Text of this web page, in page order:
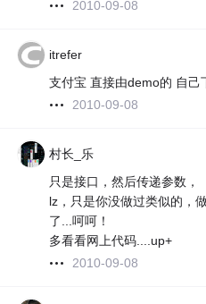
2010-09-08
itrefer
支付宝 直接由demo的 自己
2010-09-08
村长_乐
只是接口，然后传递参数，
lz，只是你没做过类似的，
了...呵呵！
多看看网上代码....up+
2010-09-08